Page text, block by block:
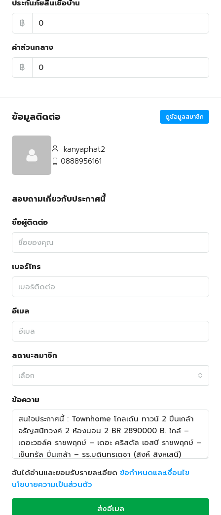
ประกันภัยสินเชื่อบ้าน
฿
ค่าส่วนกลาง
฿
ข้อมูลติดต่อ ดูข้อมูลสมาชิก
kanyaphat2
0888956161
สอบถามเกี่ยวกับประกาศนี้
ชื่อผู้ติดต่อ
เบอร์โทร
อีเมล
สถานะสมาชิก
เลือก
ข้อความ
ฉันได้อ่านและยอมรับรายละเอียด ข้อกำหนดและเงื่อนไข
นโยบายความเป็นส่วนตัว
ส่งอีเมล